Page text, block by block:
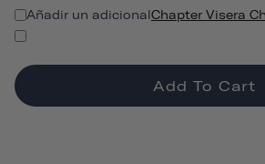
Añadir un adicionalChapter Visera
Add To Cart